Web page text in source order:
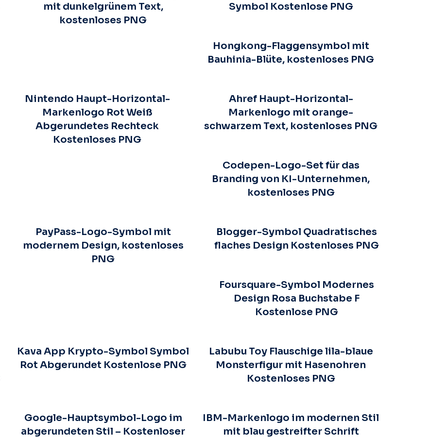
mit dunkelgrünem Text,
kostenloses PNG
Symbol Kostenlose PNG
Hongkong-Flaggensymbol mit
Bauhinia-Blüte, kostenloses PNG
Nintendo Haupt-Horizontal-
Markenlogo Rot Weiß
Abgerundetes Rechteck
Kostenloses PNG
Ahref Haupt-Horizontal-
Markenlogo mit orange-
schwarzem Text, kostenloses PNG
Codepen-Logo-Set für das
Branding von KI-Unternehmen,
kostenloses PNG
PayPass-Logo-Symbol mit
modernem Design, kostenloses
PNG
Blogger-Symbol Quadratisches
flaches Design Kostenloses PNG
Foursquare-Symbol Modernes
Design Rosa Buchstabe F
Kostenlose PNG
Kava App Krypto-Symbol Symbol
Rot Abgerundet Kostenlose PNG
Labubu Toy Flauschige lila-blaue
Monsterfigur mit Hasenohren
Kostenloses PNG
Google-Hauptsymbol-Logo im
abgerundeten Stil – Kostenloser
IBM-Markenlogo im modernen Stil
mit blau gestreifter Schrift